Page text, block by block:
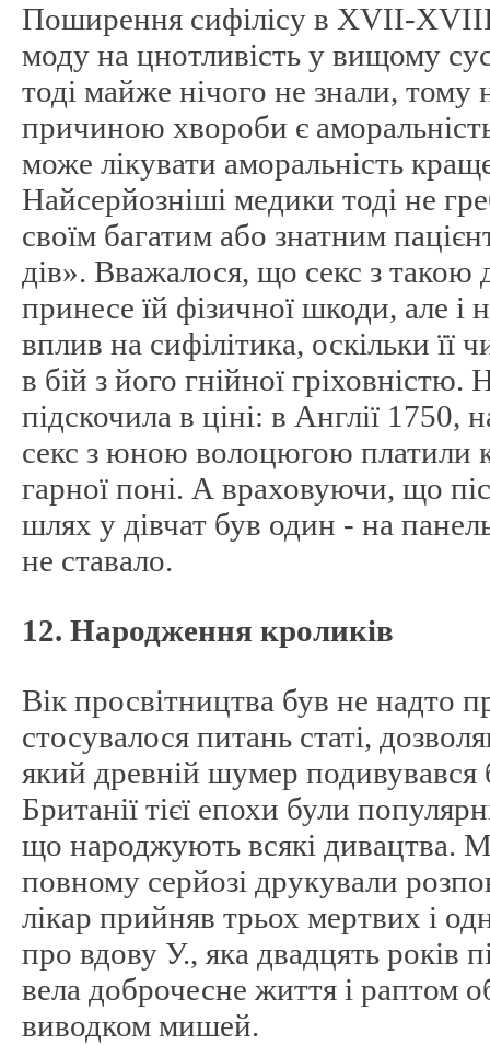
Поширення сифілісу в XVII-XVIII
моду на цнотливість у вищому
тоді майже нічого не знали, тому
причиною хвороби є
може лікувати аморальність
Найсерйозніші медики тоді не
своїм багатим або знатним
дів». Вважалося, що секс з такою
принесе їй фізичної шкоди, але і
вплив на сифілітика, оскільки її
в бій з його гнійної гріховністю.
підскочила в ціні: в Англії 1750,
секс з юною волоцюгою платили
гарної поні. А враховуючи, що
шлях у дівчат був один - на
не ставало.
12. Народження кроликів
Вік просвітництва був не надто
стосувалося питань статі,
який древній шумер
Британії тієї епохи були
що народжують всякі дивацтва.
повному серйозі друкували
лікар прийняв трьох мертвих і
про вдову У., яка двадцять років
вела доброчесне життя і раптом
виводком мишей.